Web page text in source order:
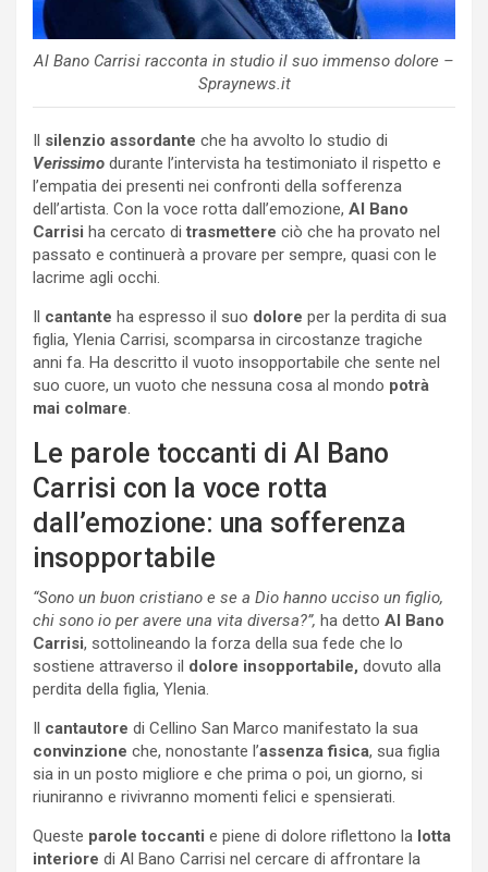
Al Bano Carrisi racconta in studio il suo immenso dolore –
Spraynews.it
Il silenzio assordante che ha avvolto lo studio di
Verissimo durante l’intervista ha testimoniato il rispetto e
l’empatia dei presenti nei confronti della sofferenza
dell’artista. Con la voce rotta dall’emozione, Al Bano
Carrisi ha cercato ditrasmettere ciò che ha provato nel
passato e continuerà a provare per sempre, quasi con le
lacrime agli occhi.
Il cantante ha espresso il suo dolore per la perdita di sua
figlia, Ylenia Carrisi, scomparsa in circostanze tragiche
anni fa. Ha descritto il vuoto insopportabile che sente nel
suo cuore, un vuoto che nessuna cosa al mondo potrà
mai colmare.
Le parole toccanti di Al Bano
Carrisi con la voce rotta
dall’emozione: una sofferenza
insopportabile
“Sono un buon cristiano e se a Dio hanno ucciso un figlio,
chi sono io per avere una vita diversa?”, ha detto Al Bano
Carrisi, sottolineando la forza della sua fede che lo
sostiene attraverso il dolore insopportabile, dovuto alla
perdita della figlia, Ylenia.
Il cantautore di Cellino San Marco manifestato la sua
convinzione che, nonostante l’assenza fisica, sua figlia
sia in un posto migliore e che prima o poi, un giorno, si
riuniranno e rivivranno momenti felici e spensierati.
Queste parole toccanti e piene di dolore riflettono la lotta
interiore di Al Bano Carrisi nel cercare di affrontare la